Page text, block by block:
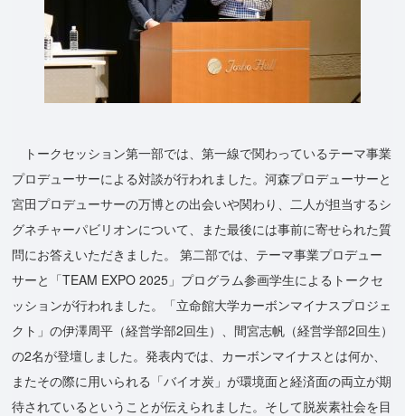
トークセッション第一部では、第一線で関わっているテーマ事業
プロデューサーによる対談が行われました。河森プロデューサーと
宮田プロデューサーの万博との出会いや関わり、二人が担当するシ
グネチャーパビリオンについて、また最後には事前に寄せられた質
問にお答えいただきました。 第二部では、テーマ事業プロデュー
サーと「TEAM EXPO 2025」プログラム参画学生によるトークセ
ッションが行われました。「立命館大学カーボンマイナスプロジェ
クト」の伊澤周平（経営学部2回生）、間宮志帆（経営学部2回生）
の2名が登壇しました。発表内では、カーボンマイナスとは何か、
またその際に用いられる「バイオ炭」が環境面と経済面の両立が期
待されているということが伝えられました。そして脱炭素社会を目